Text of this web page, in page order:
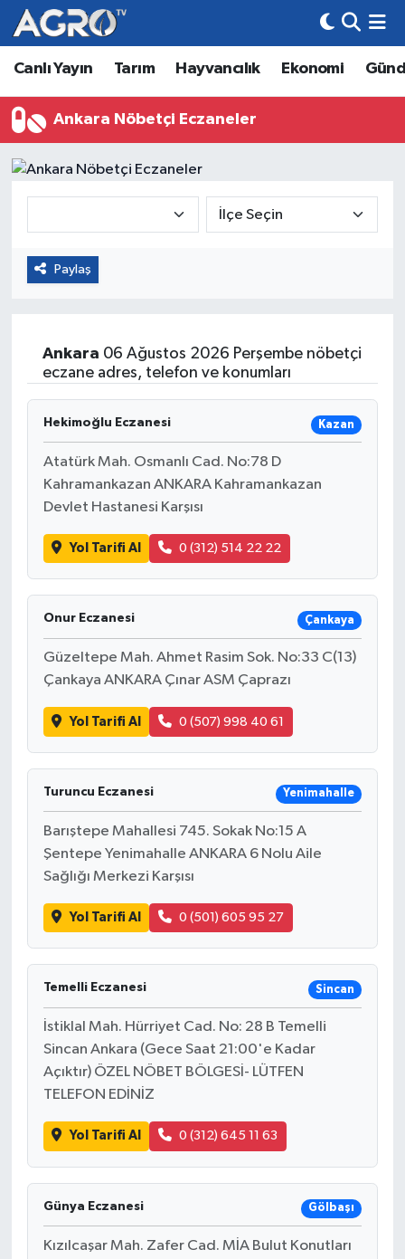
Canlı Yayın Tarım Hayvancılık Ekonomi
Ankara Nöbetçi Eczaneler
Paylaş
Ankara 06 Ağustos 2026 Perşembe nöbetçi
eczane adres, telefon ve konumları
Hekimoğlu Eczanesi Kazan
Atatürk Mah. Osmanlı Cad. No:78 D
Kahramankazan ANKARA Kahramankazan
Devlet Hastanesi Karşısı
Yol Tarifi Al 0 (312) 514 22 22
Onur Eczanesi Çankaya
Güzeltepe Mah. Ahmet Rasim Sok. No:33 C(13)
Çankaya ANKARA Çınar ASM Çaprazı
Yol Tarifi Al 0 (507) 998 40 61
Turuncu Eczanesi Yenimahalle
Barıştepe Mahallesi 745. Sokak No:15 A
Şentepe Yenimahalle ANKARA 6 Nolu Aile
Sağlığı Merkezi Karşısı
Yol Tarifi Al 0 (501) 605 95 27
Temelli Eczanesi Sincan
İstiklal Mah. Hürriyet Cad. No: 28 B Temelli
Sincan Ankara (Gece Saat 21:00'e Kadar
Açıktır) ÖZEL NÖBET BÖLGESİ- LÜTFEN
TELEFON EDİNİZ
Yol Tarifi Al 0 (312) 645 11 63
Günya Eczanesi Gölbaşı
Kızılcaşar Mah. Zafer Cad. MİA Bulut Konutları
Hava Durumu
Trafik Durumu
Süper Lig Puan Durumu ve Fikstür
Son Dakika Haberleri